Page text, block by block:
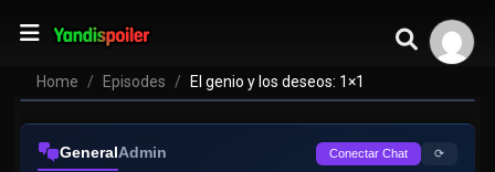
Home Episodes El genio y los deseos: 1×1
GeneralAdmin Conectar Chat ⟳